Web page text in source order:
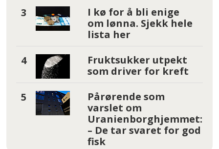
I kø for å bli enige
om lønna. Sjekk hele
lista her
Fruktsukker utpekt
som driver for kreft
Pårørende som
varslet om
Uranienborghjemmet:
– De tar svaret for god
fisk